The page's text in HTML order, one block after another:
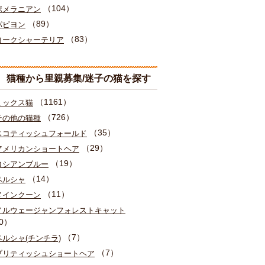
メラニアン （104）
ピヨン （89）
ークシャーテリア （83）
猫種から里親募集/迷子の猫を探す
ックス猫 （1161）
の他の猫種 （726）
コティッシュフォールド （35）
メリカンショートヘア （29）
シアンブルー （19）
ルシャ （14）
インクーン （11）
ルウェージャンフォレストキャット
ルシャ(チンチラ) （7）
リティッシュショートヘア （7）